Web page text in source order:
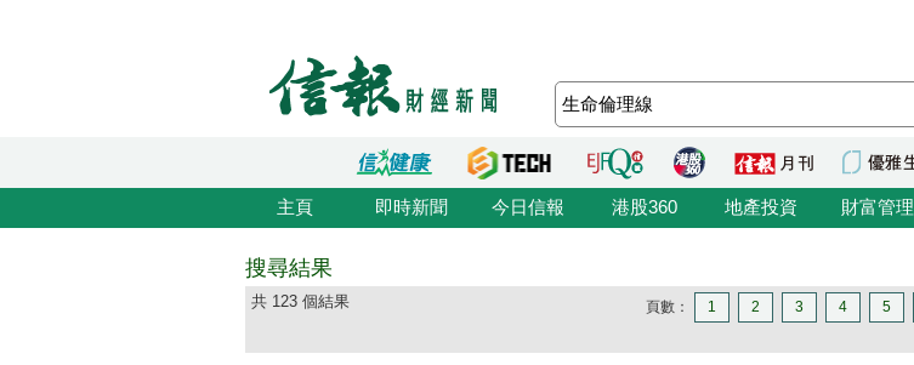
主頁 即時新聞 今日信報 港股360 地產投資 財富管理
搜尋結果
共 123 個結果 頁數： 1 2 3 4 5